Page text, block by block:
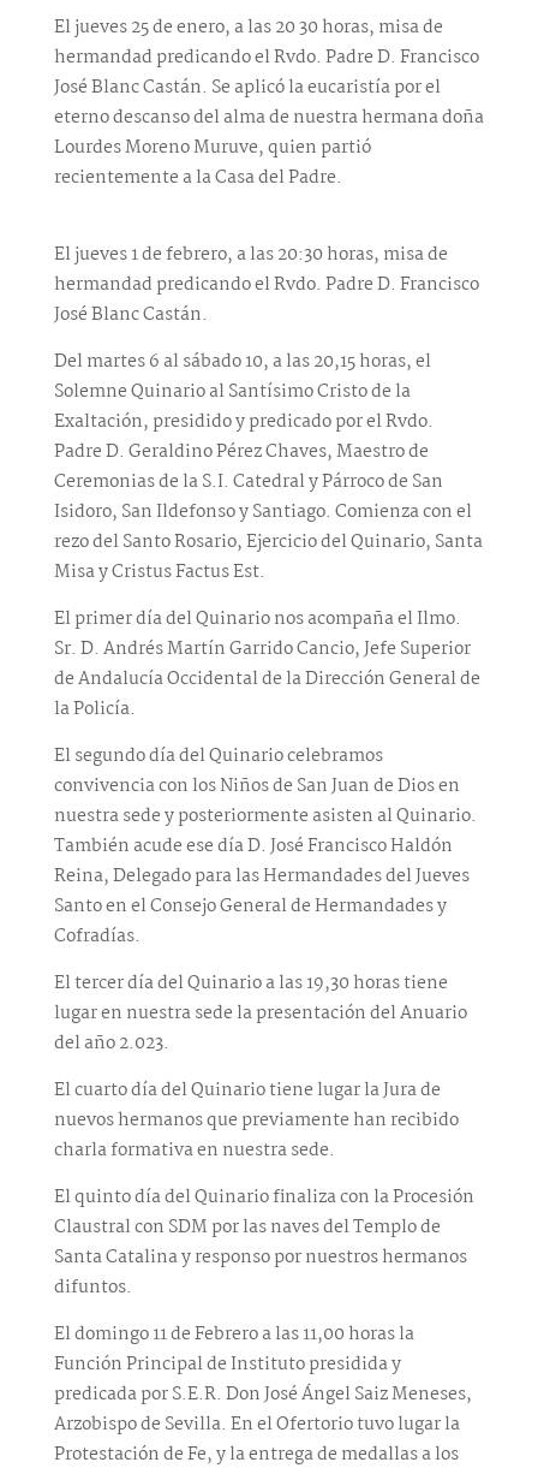
El jueves 25 de enero, a las 20 30 horas, misa de
hermandad predicando el Rvdo. Padre D. Francisco
José Blanc Castán. Se aplicó la eucaristía por el
eterno descanso del alma de nuestra hermana doña
Lourdes Moreno Muruve, quien partió
recientemente a la Casa del Padre.
El jueves 1 de febrero, a las 20:30 horas, misa de
hermandad predicando el Rvdo. Padre D. Francisco
José Blanc Castán.
Del martes 6 al sábado 10, a las 20,15 horas, el
Solemne Quinario al Santísimo Cristo de la
Exaltación, presidido y predicado por el Rvdo.
Padre D. Geraldino Pérez Chaves, Maestro de
Ceremonias de la S.I. Catedral y Párroco de San
Isidoro, San Ildefonso y Santiago. Comienza con el
rezo del Santo Rosario, Ejercicio del Quinario, Santa
Misa y Cristus Factus Est.
El primer día del Quinario nos acompaña el Ilmo.
Sr. D. Andrés Martín Garrido Cancio, Jefe Superior
de Andalucía Occidental de la Dirección General de
la Policía.
El segundo día del Quinario celebramos
convivencia con los Niños de San Juan de Dios en
nuestra sede y posteriormente asisten al Quinario.
También acude ese día D. José Francisco Haldón
Reina, Delegado para las Hermandades del Jueves
Santo en el Consejo General de Hermandades y
Cofradías.
El tercer día del Quinario a las 19,30 horas tiene
lugar en nuestra sede la presentación del Anuario
del año 2.023.
El cuarto día del Quinario tiene lugar la Jura de
nuevos hermanos que previamente han recibido
charla formativa en nuestra sede.
El quinto día del Quinario finaliza con la Procesión
Claustral con SDM por las naves del Templo de
Santa Catalina y responso por nuestros hermanos
difuntos.
El domingo 11 de Febrero a las 11,00 horas la
Función Principal de Instituto presidida y
predicada por S.E.R. Don José Ángel Saiz Meneses,
Arzobispo de Sevilla. En el Ofertorio tuvo lugar la
Protestación de Fe, y la entrega de medallas a los